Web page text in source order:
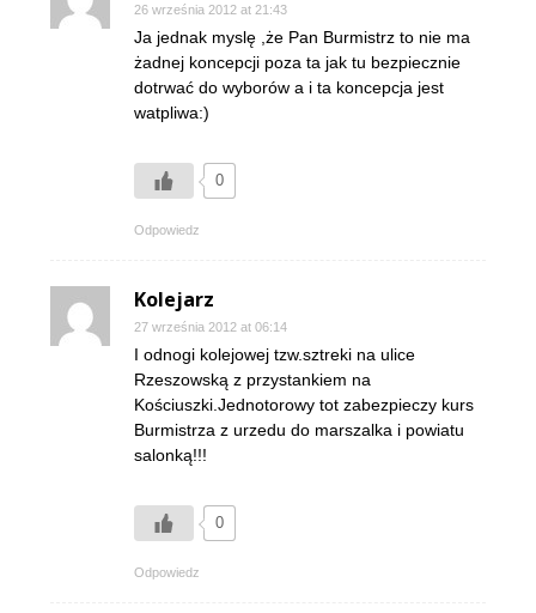
26 września 2012 at 21:43
Ja jednak myslę ,że Pan Burmistrz to nie ma
żadnej koncepcji poza ta jak tu bezpiecznie
dotrwać do wyborów a i ta koncepcja jest
watpliwa:)
0
Odpowiedz
Kolejarz
27 września 2012 at 06:14
I odnogi kolejowej tzw.sztreki na ulice
Rzeszowską z przystankiem na
Kościuszki.Jednotorowy tot zabezpieczy kurs
Burmistrza z urzedu do marszalka i powiatu
salonką!!!
0
Odpowiedz